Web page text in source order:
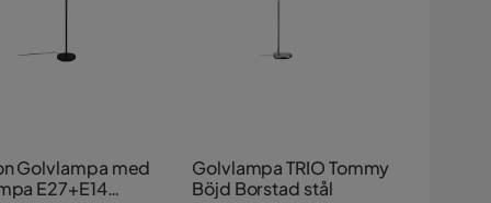
Golvlampa med
E27+E14
Golvlampa TRIO Tommy
Böjd Borstad stål